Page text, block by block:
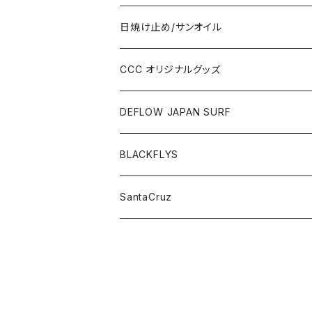
日焼け止め/サンオイル
CCC オリジナルグッズ
DEFLOW JAPAN SURF
BLACKFLYS
SantaCruz